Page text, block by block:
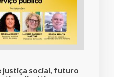
justiça social, futuro